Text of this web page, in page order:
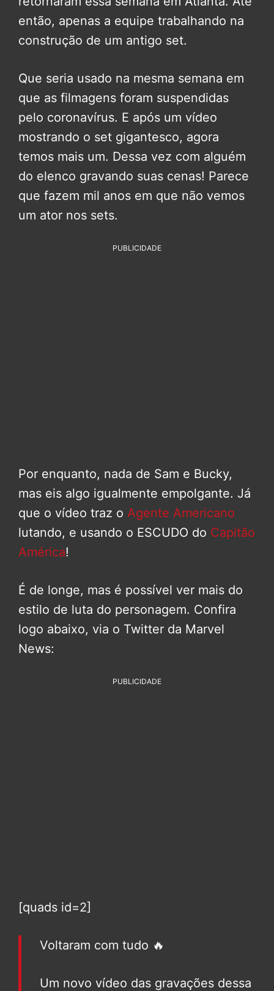
então, apenas a equipe trabalhando na
construção de um antigo set.
Que seria usado na mesma semana em
que as filmagens foram suspendidas
pelo coronavírus. E após um vídeo
mostrando o set gigantesco, agora
temos mais um. Dessa vez com alguém
do elenco gravando suas cenas! Parece
que fazem mil anos em que não vemos
um ator nos sets.
PUBLICIDADE
Por enquanto, nada de Sam e Bucky,
mas eis algo igualmente empolgante. Já
que o vídeo traz o Agente Americano
lutando, e usando o ESCUDO do Capitão
América!
É de longe, mas é possível ver mais do
estilo de luta do personagem. Confira
logo abaixo, via o Twitter da Marvel
News:
PUBLICIDADE
[quads id=2]
Voltaram com tudo 🔥
Um novo vídeo das gravações dessa